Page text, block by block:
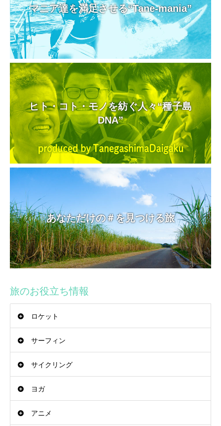
マニア達を満足させる“Tane-mania”
ヒト・コト・モノを紡ぐ人々“種子島
DNA”
あなただけの＃を見つける旅
旅のお役立ち情報
ロケット
サーフィン
サイクリング
ヨガ
アニメ